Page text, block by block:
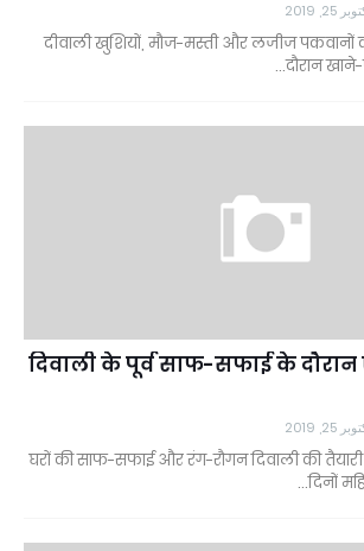
25, 2019
दीवाली खुशियों, मौज-मस्ती और लजीज पकवानों
दौरान
दिवाली के पूर्व साफ-सफाई के
25, 2019
घरों की साफ-सफाई और रंग-रौगन दिवाली की तैयारी
दिनों